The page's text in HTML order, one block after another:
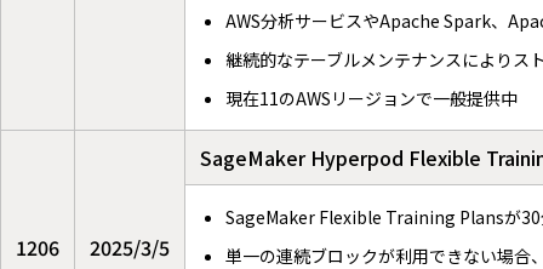
AWS分析サービスやApache Spark、
継続的なテーブルメンテナンスによりス
現在11のAWSリージョンで一般提供中
1206 2025/3/5
SageMaker Hyperpod Flexible
SageMaker Flexible Training Plansが30
単一の連続ブロックが利用できない場合